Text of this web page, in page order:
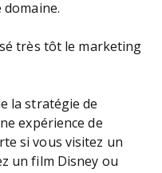
domaine.
très tôt le marketing
la stratégie de
expérience de
si vous visitez un
un film Disney ou